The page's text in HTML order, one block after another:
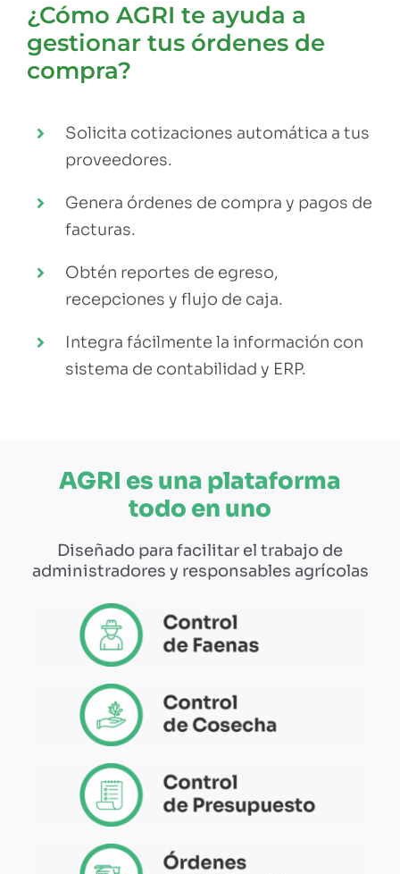
¿Cómo AGRI te ayuda a
gestionar tus órdenes de
compra?
Solicita cotizaciones automática a tus
proveedores.
Genera órdenes de compra y pagos de
facturas.
Obtén reportes de egreso,
recepciones y flujo de caja.
Integra fácilmente la información con
sistema de contabilidad y ERP.
AGRI es una plataforma
todo en uno
Diseñado para facilitar el trabajo de
administradores y responsables agrícolas